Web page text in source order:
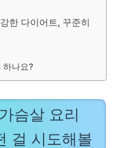
한 다이어트, 꾸준히
하나요?
슴살 요리
걸 시도해볼